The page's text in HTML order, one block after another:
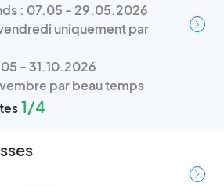
: 07.05 - 29.05.2026
uniquement par
- 31.10.2026
par beau temps
1/4